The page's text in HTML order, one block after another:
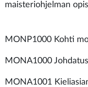
maisteriohjelman
MONP1000 Kohti
MONA1000
MONA1001